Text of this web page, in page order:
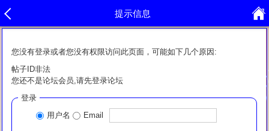
提示信息
您没有登录或者您没有权限访问此页面，可能如下几个原因:
帖子ID非法
您还不是论坛会员,请先登录论坛
登录
用户名
Email